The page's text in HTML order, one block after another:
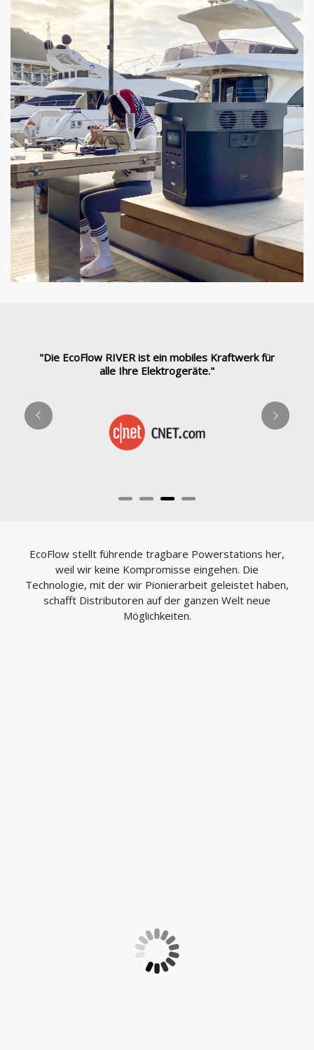
"Die EcoFlow RIVER ist ein mobiles Kraftwerk für
alle Ihre Elektrogeräte."
EcoFlow stellt führende tragbare Powerstations her,
weil wir keine Kompromisse eingehen. Die
Technologie, mit der wir Pionierarbeit geleistet haben,
schafft Distributoren auf der ganzen Welt neue
Möglichkeiten.